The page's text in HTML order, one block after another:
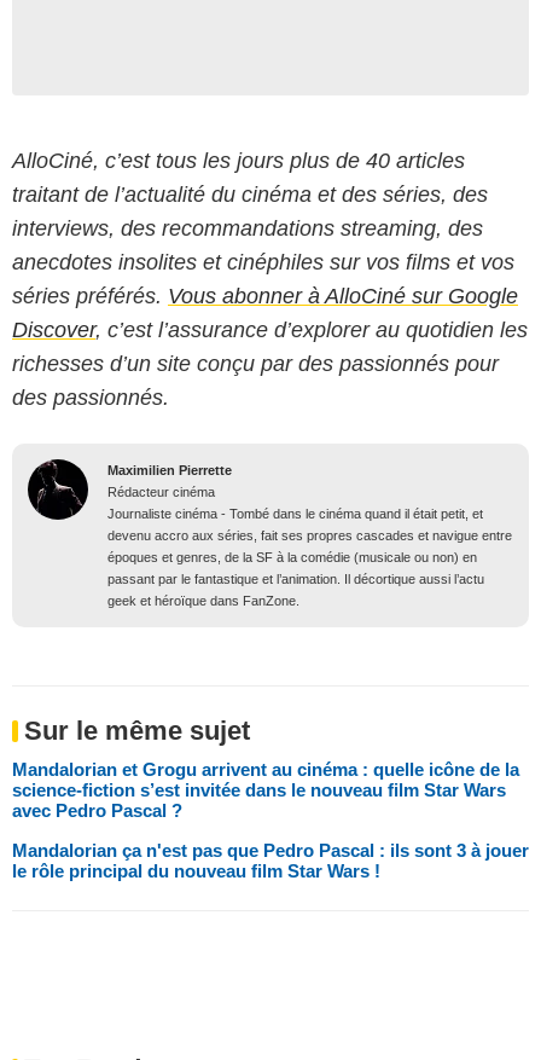
AlloCiné, c’est tous les jours plus de 40 articles
traitant de l’actualité du cinéma et des séries, des
interviews, des recommandations streaming, des
anecdotes insolites et cinéphiles sur vos films et vos
séries préférés. Vous abonner à AlloCiné sur Google
Discover, c’est l’assurance d’explorer au quotidien les
richesses d’un site conçu par des passionnés pour
des passionnés.
Maximilien Pierrette
Rédacteur cinéma
Journaliste cinéma - Tombé dans le cinéma quand il était petit, et
devenu accro aux séries, fait ses propres cascades et navigue entre
époques et genres, de la SF à la comédie (musicale ou non) en
passant par le fantastique et l’animation. Il décortique aussi l’actu
geek et héroïque dans FanZone.
Sur le même sujet
Mandalorian et Grogu arrivent au cinéma : quelle icône de la
science-fiction s’est invitée dans le nouveau film Star Wars
avec Pedro Pascal ?
Mandalorian ça n'est pas que Pedro Pascal : ils sont 3 à jouer
le rôle principal du nouveau film Star Wars !